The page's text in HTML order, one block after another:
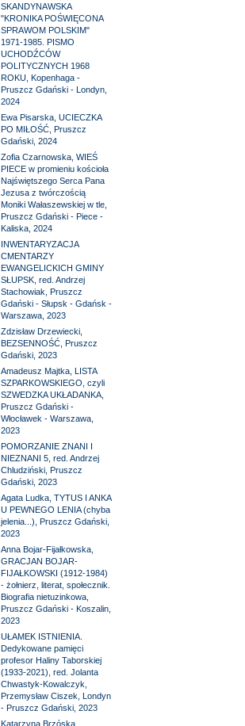
SKANDYNAWSKA
"KRONIKA POŚWIĘCONA
SPRAWOM POLSKIM"
1971-1985. PISMO
UCHODŹCÓW
POLITYCZNYCH 1968
ROKU, Kopenhaga -
Pruszcz Gdański - Londyn,
2024
Ewa Pisarska, UCIECZKA
PO MIŁOŚĆ, Pruszcz
Gdański, 2024
Zofia Czarnowska, WIEŚ
PIECE w promieniu kościoła
Najświętszego Serca Pana
Jezusa z twórczością
Moniki Wałaszewskiej w tle,
Pruszcz Gdański - Piece -
Kaliska, 2024
INWENTARYZACJA
CMENTARZY
EWANGELICKICH GMINY
SŁUPSK, red. Andrzej
Stachowiak, Pruszcz
Gdański - Słupsk - Gdańsk -
Warszawa, 2023
Zdzisław Drzewiecki,
BEZSENNOŚĆ, Pruszcz
Gdański, 2023
Amadeusz Majtka, LISTA
SZPARKOWSKIEGO, czyli
SZWEDZKA UKŁADANKA,
Pruszcz Gdański -
Włocławek - Warszawa,
2023
POMORZANIE ZNANI I
NIEZNANI 5, red. Andrzej
Chludziński, Pruszcz
Gdański, 2023
Agata Ludka, TYTUS I ANKA
U PEWNEGO LENIA (chyba
jelenia...), Pruszcz Gdański,
2023
Anna Bojar-Fijałkowska,
GRACJAN BOJAR-
FIJAŁKOWSKI (1912-1984)
- żołnierz, literat, społecznik.
Biografia nietuzinkowa,
Pruszcz Gdański - Koszalin,
2023
UŁAMEK ISTNIENIA.
Dedykowane pamięci
profesor Haliny Taborskiej
(1933-2021), red. Jolanta
Chwastyk-Kowalczyk,
Przemysław Ciszek, Londyn
- Pruszcz Gdański, 2023
Katarzyna Brzóska,